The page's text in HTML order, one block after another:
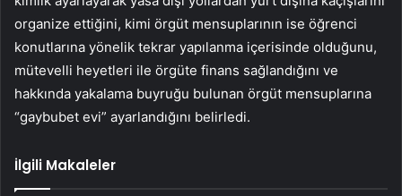
organize ettiğini, kimi örgüt mensuplarının ise öğrenci
konutlarına yönelik tekrar yapılanma içerisinde olduğunu,
mütevelli heyetleri ile örgüte finans sağlandığını ve
hakkında yakalama buyruğu bulunan örgüt mensuplarına
“gaybubet evi” ayarlandığını belirledi.
İlgili Makaleler